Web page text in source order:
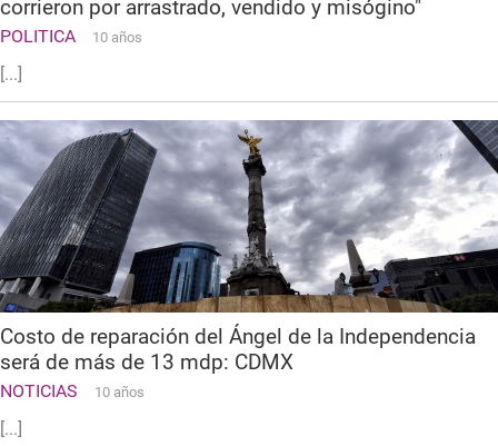
corrieron por arrastrado, vendido y misógino"
POLITICA 10 años
[...]
Costo de reparación del Ángel de la Independencia
será de más de 13 mdp: CDMX
NOTICIAS 10 años
[...]